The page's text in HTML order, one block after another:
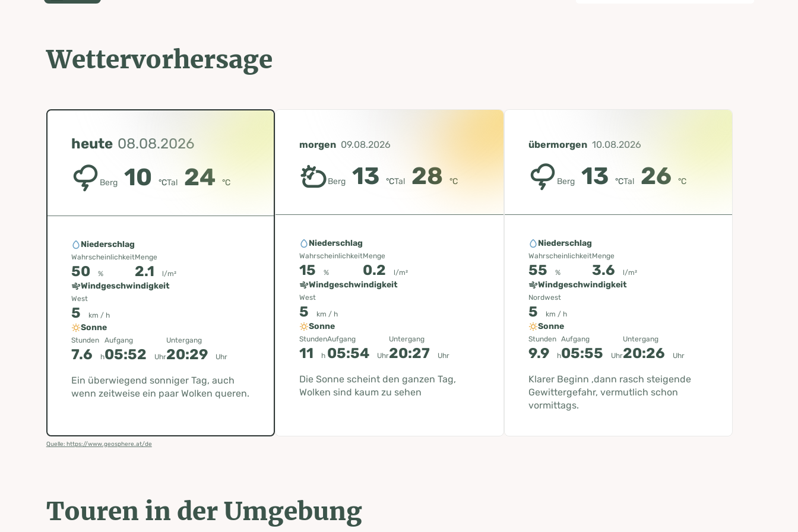
Wettervorhersage
heute 08.08.2026
Berg 10 °CTal 24 °C
Niederschlag
Wahrscheinlichkeit
50 %
Menge
2.1 l/m²
Windgeschwindigkeit
West
5 km / h
Sonne
Stunden
7.6 h
Aufgang
05:52 Uhr
Untergang
20:29 Uhr
Ein überwiegend sonniger Tag, auch
wenn zeitweise ein paar Wolken queren.
morgen 09.08.2026
Berg 13 °CTal 28 °C
Niederschlag
Wahrscheinlichkeit
15 %
Menge
0.2 l/m²
Windgeschwindigkeit
West
5 km / h
Sonne
Stunden
11 h
Aufgang
05:54 Uhr
Untergang
20:27 Uhr
Die Sonne scheint den ganzen Tag,
Wolken sind kaum zu sehen
übermorgen 10.08.2026
Berg 13 °CTal 26 °C
Niederschlag
Wahrscheinlichkeit
55 %
Menge
3.6 l/m²
Windgeschwindigkeit
Nordwest
5 km / h
Sonne
Stunden
9.9 h
Aufgang
05:55 Uhr
Untergang
20:26 Uhr
Klarer Beginn ,dann rasch steigende
Gewittergefahr, vermutlich schon
vormittags.
Quelle: https://www.geosphere.at/de
Touren in der Umgebung